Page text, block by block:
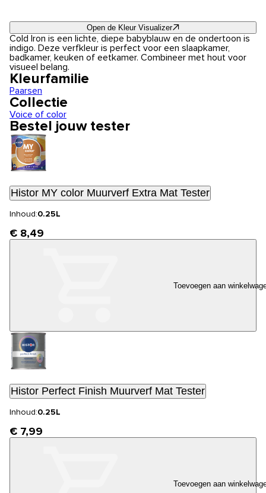
Open de Kleur Visualizer
Cold Iron is een lichte, diepe babyblauw en de ondertoon is
indigo. Deze verfkleur is perfect voor een slaapkamer,
badkamer, keuken of eetkamer. Combineer met hout voor
visueel belang.
Kleurfamilie
Paarsen
Collectie
Voice of color
Bestel jouw tester
Histor MY color Muurverf Extra Mat Tester
Inhoud:0.25L
€ 8,49
Toevoegen aan
Histor Perfect Finish Muurverf Mat Tester
Inhoud:0.25L
€ 7,99
Toevoegen aan